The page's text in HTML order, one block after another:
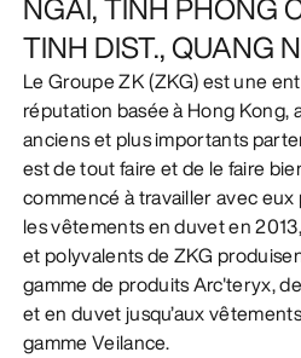
TINH DIST., QUANG
Le Groupe ZK (ZKG) est une
réputation basée à Hong Kong,
anciens et plus importants
est de tout faire et de le faire
commencé à travailler avec
les vêtements en duvet en
et polyvalents de ZKG
gamme de produits Arc'teryx,
et en duvet jusqu’aux
gamme Veilance.